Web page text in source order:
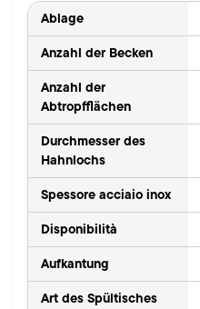
Ablage
Anzahl der Becken
Anzahl der
Abtropfflächen
Durchmesser des
Hahnlochs
Spessore acciaio inox
Disponibilità
Aufkantung
Art des Spültisches